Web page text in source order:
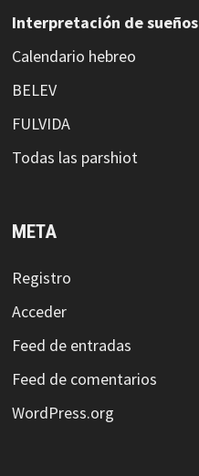
Interpretación de sueños
Calendario hebreo
BELEV
FULVIDA
Todas las parshiot
META
Registro
Acceder
Feed de entradas
Feed de comentarios
WordPress.org